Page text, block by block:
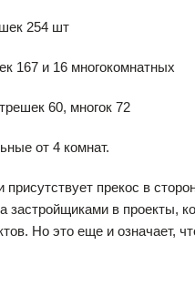
254 шт
167 и 16 многокомнатных
60, многок 72
от 4 комнат.
прекос в
в проекты,
Но это еще и означает,